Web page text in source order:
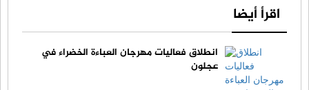
اقرأ أيضا
انطلاق فعاليات مهرجان العباءة الخضراء في
عجلون